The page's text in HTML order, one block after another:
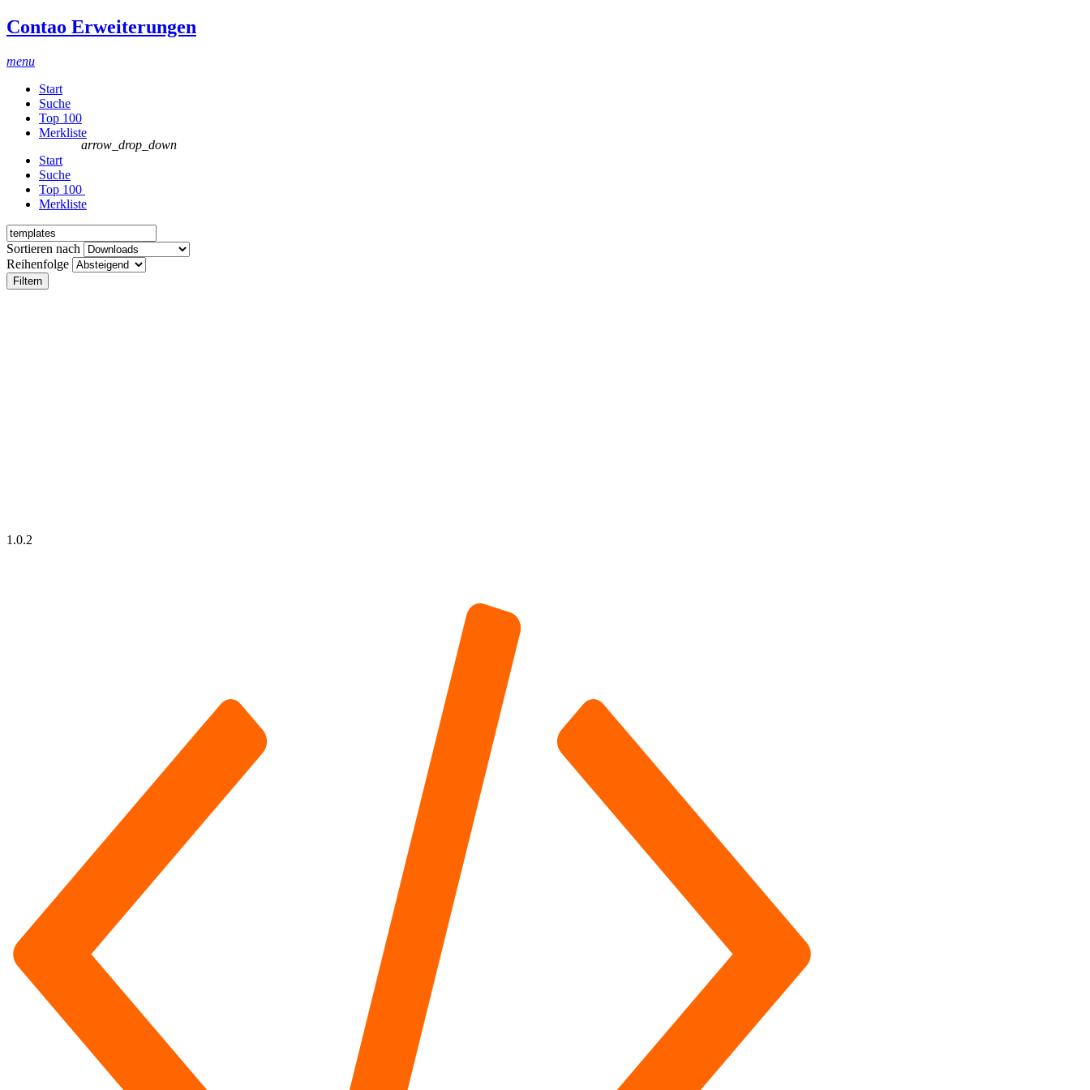
Contao Erweiterungen
menu
Start
Suche
Top 100
Merkliste
Start
Suche
Top 100
arrow_drop_down
Merkliste
Sortieren nach
Reihenfolge
Filtern
1.0.2